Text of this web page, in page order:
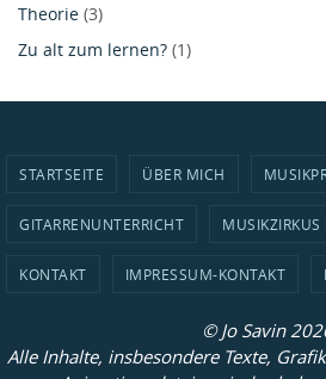
Theorie (3)
Zu alt zum lernen? (1)
STARTSEITE ÜBER MICH
GITARRENUNTERRICHT MUSIKZIRKUS
KONTAKT IMPRESSUM-KONTAKT
© Jo Savin
Alle Inhalte, insbesondere Texte,